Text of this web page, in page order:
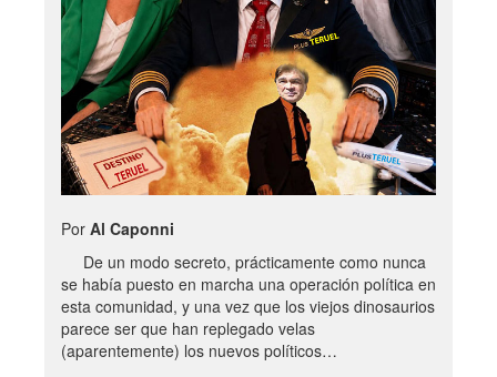
Por Al Caponni
De un modo secreto, prácticamente como nunca
se había puesto en marcha una operación política en
esta comunidad, y una vez que los viejos dinosaurios
parece ser que han replegado velas
(aparentemente) los nuevos políticos…